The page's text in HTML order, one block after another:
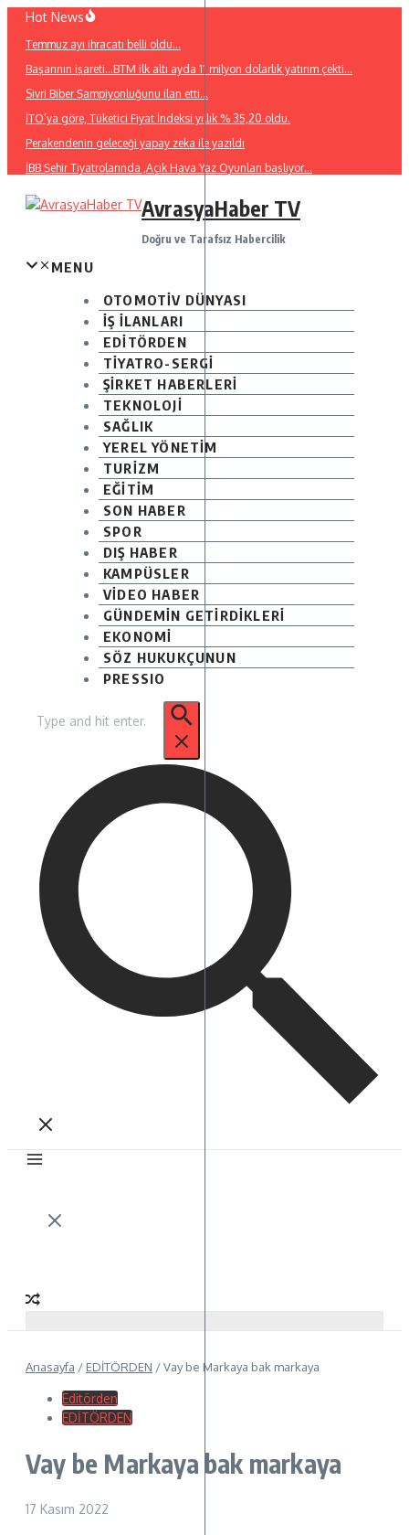
İçeriğe
Hot News
Temmuz ayı ihracatı belli oldu…
Başarının işareti…BTM ilk altı ayda 11 milyon dolarlık yatırım çekti…
Sivri Biber Şampiyonluğunu ilan etti…
İTO’ya göre, Tüketici Fiyat İndeksi yıllık % 35,20 oldu.
Perakendenin geleceği yapay zeka ile yazıldı
İBB Şehir Tiyatrolarında ,Açık Hava Yaz Oyunları başlıyor…
AvrasyaHaber TV
Doğru ve Tarafsız Habercilik
MENU
OTOMOTİV DÜNYASI
İŞ İLANLARI
EDİTÖRDEN
TİYATRO-SERGİ
ŞİRKET HABERLERİ
TEKNOLOJİ
SAĞLIK
YEREL YÖNETİM
TURİZM
EĞİTİM
SON HABER
SPOR
DIŞ HABER
KAMPÜSLER
VİDEO HABER
GÜNDEMİN GETİRDİKLERİ
EKONOMİ
SÖZ HUKUKÇUNUN
PRESSIO
Anasayfa / EDİTÖRDEN /Vay be Markaya bak markaya
Editörden
EDİTÖRDEN
Vay be Markaya bak markaya
17 Kasım 2022